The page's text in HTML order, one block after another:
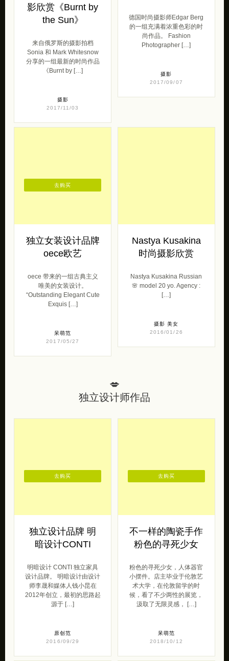
分享的一组最新的时尚作品
《Burnt by […]
摄影
2017/11/03
摄影
2017/09/07
独立女装设计品牌
oece欧艺
“Outstanding Elegant Cute
Exquis […]
呆萌范
2017/05/27
去购买
[…]
2016/01/26
独立设计品牌 明
师李晟和媒体人钱小昆在
2012年创立，最初的思路起
源于 […]
原创范
2016/09/29
去购买
不一样的陶瓷手作
术大学，在伦敦留学的时
候，看了不少两性的展览，
汲取了无限灵感， […]
呆萌范
2018/10/12
去购买